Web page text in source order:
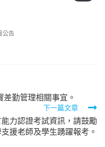
公告
勤管理相關事宜。
下一篇文章
力認證考試資訊，請鼓勵
援老師及學生踴躍報考。